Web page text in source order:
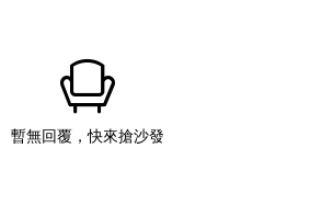
暫無回覆，快來搶沙發